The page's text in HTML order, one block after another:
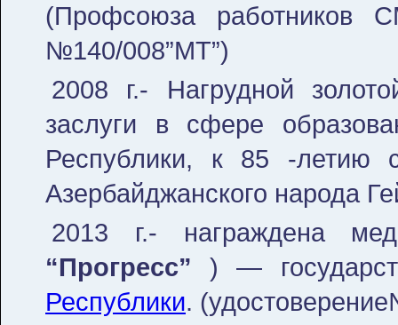
(Профсоюза работников
№140/008”MT”)
2008 г.- Нагрудной
заслуги в сфере
Республики, к 85 -летию
Азербайджанского народа
2013 г.- награждена
“Прогресс” ) —
Республики.